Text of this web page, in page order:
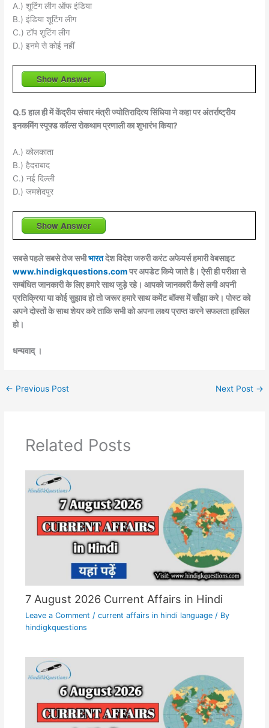
A.) शूटिंग लीग ऑफ इंडिया
B.) इंडिया शूटिंग लीग
C.) टॉप शूटिंग लीग
D.) इनमे से कोई नहीं
Show Answer
Q.5 हाल ही में केंद्रीय संचार मंत्री ज्योतिरादित्य सिंधिया ने कहा पर अंतर्राष्ट्रीय
इनकमिंग स्पूफ्ड कॉल्स रोकथाम प्रणाली का शुभारंभ किया?
A.) कोलकाता
B.) हैदराबाद
C.) नई दिल्ली
D.) जमशेदपुर
Show Answer
सबसे पहले सबसे तेज सभीभारतदेश विदेश जरुरी करंट अफेयर्स हमारी वेबसाइट
www.hindigkquestions.comपर अपडेट किये जाते है। ऐसी ही परीक्षा से
सम्बंधित जानकारी के लिए हमारे साथ जुड़े रहे। आपको जानकारी कैसे लगी अपनी
प्रतिक्रिया या कोई सुझाव हो तो जरूर हमारे साथ कमेंट बॉक्स में साँझा करे। पोस्ट को
अपने दोस्तों के साथ शेयर करे ताकि सभी को अपना लक्ष्य प्राप्त करने सफलता हासिल
हो।
धन्यवाद् ।
← Previous Post Next Post →
Related Posts
7 August 2026 Current Affairs in Hindi
Leave a Comment / current affairs in hindi language/ By
hindigkquestions